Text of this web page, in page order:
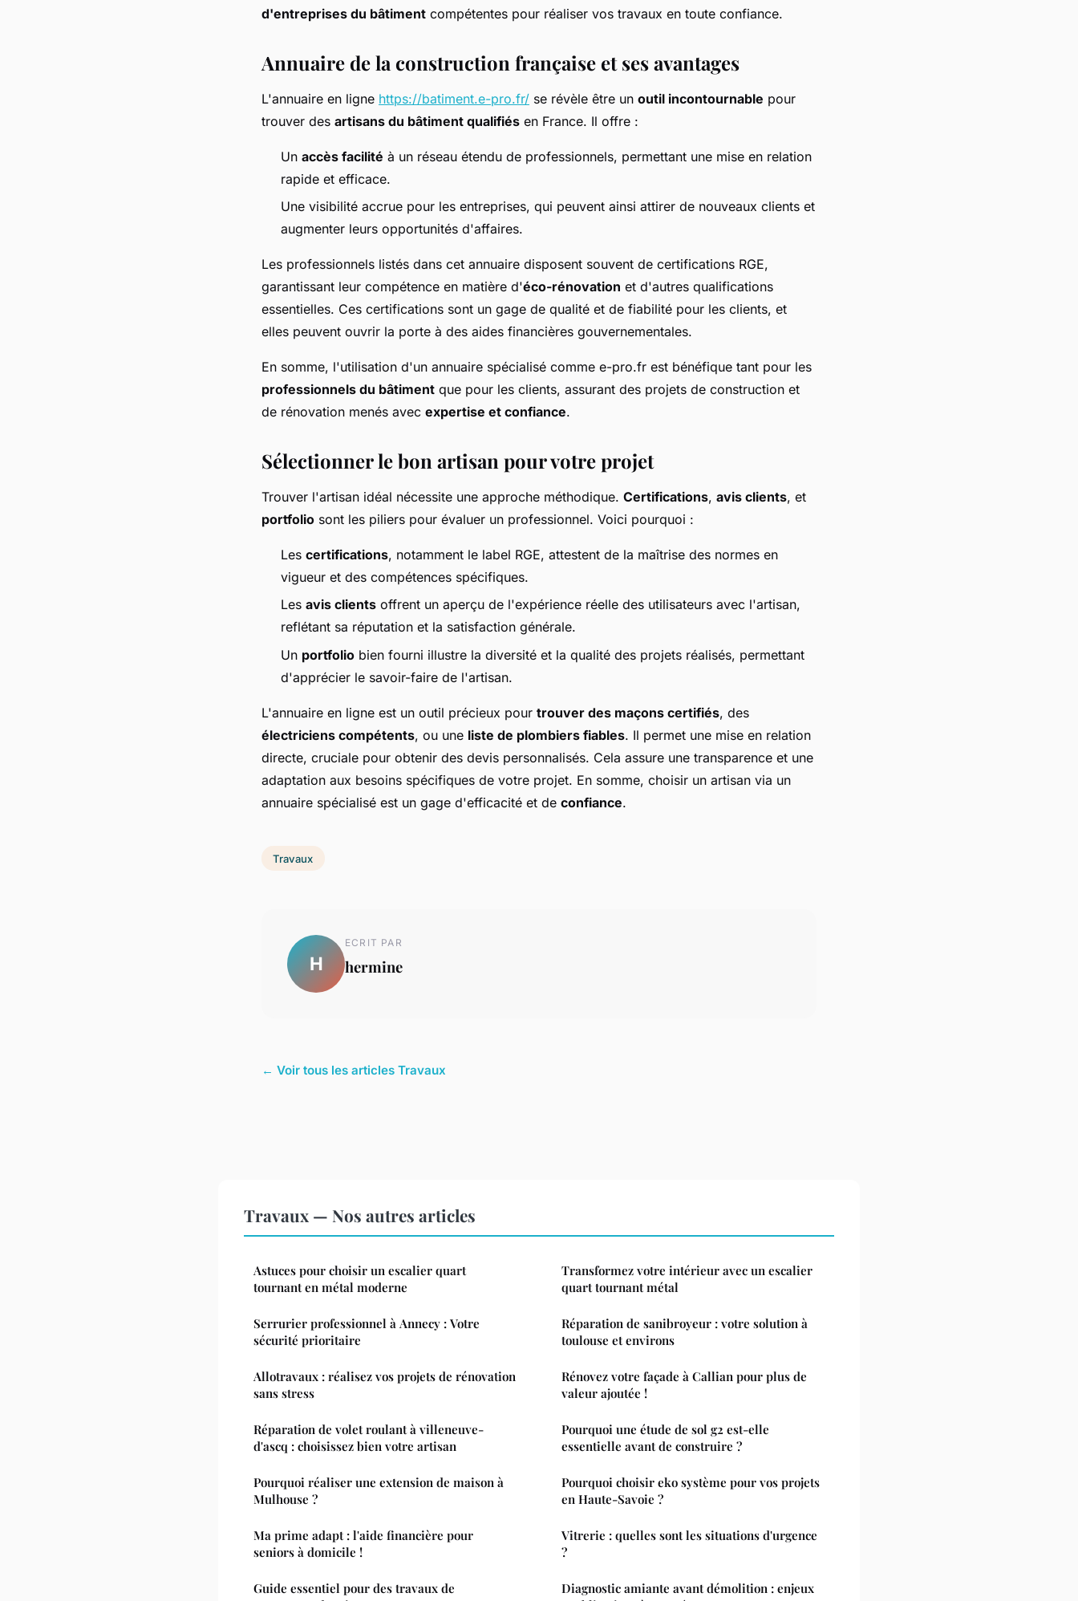
d'entreprises du bâtiment compétentes pour réaliser vos travaux en toute confiance.
Annuaire de la construction française et ses avantages
L'annuaire en ligne https://batiment.e-pro.fr/ se révèle être un outil incontournable pour
trouver des artisans du bâtiment qualifiés en France. Il offre :
Un accès facilité à un réseau étendu de professionnels, permettant une mise en relation
rapide et efficace.
Une visibilité accrue pour les entreprises, qui peuvent ainsi attirer de nouveaux clients et
augmenter leurs opportunités d'affaires.
Les professionnels listés dans cet annuaire disposent souvent de certifications RGE,
garantissant leur compétence en matière d'éco-rénovation et d'autres qualifications
essentielles. Ces certifications sont un gage de qualité et de fiabilité pour les clients, et
elles peuvent ouvrir la porte à des aides financières gouvernementales.
En somme, l'utilisation d'un annuaire spécialisé comme e-pro.fr est bénéfique tant pour les
professionnels du bâtiment que pour les clients, assurant des projets de construction et
de rénovation menés avec expertise et confiance.
Sélectionner le bon artisan pour votre projet
Trouver l'artisan idéal nécessite une approche méthodique. Certifications, avis clients, et
portfolio sont les piliers pour évaluer un professionnel. Voici pourquoi :
Les certifications, notamment le label RGE, attestent de la maîtrise des normes en
vigueur et des compétences spécifiques.
Les avis clients offrent un aperçu de l'expérience réelle des utilisateurs avec l'artisan,
reflétant sa réputation et la satisfaction générale.
Un portfolio bien fourni illustre la diversité et la qualité des projets réalisés, permettant
d'apprécier le savoir-faire de l'artisan.
L'annuaire en ligne est un outil précieux pour trouver des maçons certifiés, des
électriciens compétents, ou une liste de plombiers fiables. Il permet une mise en relation
directe, cruciale pour obtenir des devis personnalisés. Cela assure une transparence et une
adaptation aux besoins spécifiques de votre projet. En somme, choisir un artisan via un
annuaire spécialisé est un gage d'efficacité et de confiance.
Travaux
H
ECRIT PAR
hermine
← Voir tous les articles Travaux
Travaux — Nos autres articles
Astuces pour choisir un escalier quart
tournant en métal moderne
Serrurier professionnel à Annecy : Votre
sécurité prioritaire
Allotravaux : réalisez vos projets de rénovation
sans stress
Réparation de volet roulant à villeneuve-
d'ascq : choisissez bien votre artisan
Pourquoi réaliser une extension de maison à
Mulhouse ?
Ma prime adapt : l'aide financière pour
seniors à domicile !
Guide essentiel pour des travaux de
Transformez votre intérieur avec un escalier
quart tournant métal
Réparation de sanibroyeur : votre solution à
toulouse et environs
Rénovez votre façade à Callian pour plus de
valeur ajoutée !
Pourquoi une étude de sol g2 est-elle
essentielle avant de construire ?
Pourquoi choisir eko système pour vos projets
en Haute-Savoie ?
Vitrerie : quelles sont les situations d'urgence
?
Diagnostic amiante avant démolition : enjeux